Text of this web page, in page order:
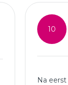
10
Na